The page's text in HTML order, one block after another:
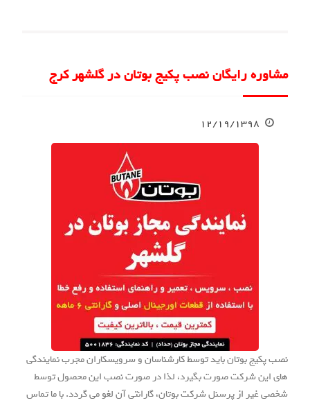
مشاوره رایگان نصب پکیج بوتان در گلشهر کرج
۱۲/۱۹/۱۳۹۸
نصب پکیج بوتان باید توسط کارشناسان و سرویسکاران مجرب نمایندگی
های این شرکت صورت بگیرد، لذا در صورت نصب این محصول توسط
شخصی غیر از پرسنل شرکت بوتان، گارانتی آن لغو می گردد. با ما تماس